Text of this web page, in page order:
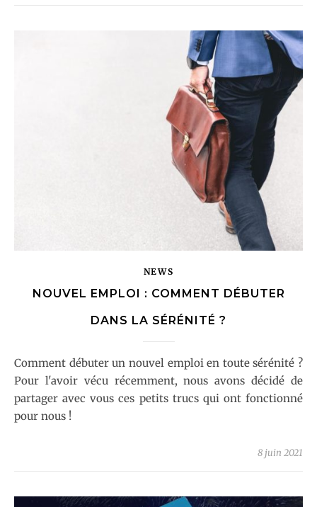
NEWS
NOUVEL EMPLOI : COMMENT DÉBUTER
DANS LA SÉRÉNITÉ ?
Comment débuter un nouvel emploi en toute sérénité ?
Pour l'avoir vécu récemment, nous avons décidé de
partager avec vous ces petits trucs qui ont fonctionné
pour nous !
8 juin 2021